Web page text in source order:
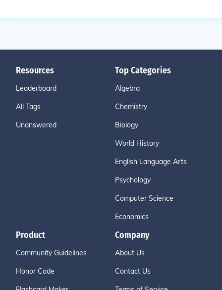
Resources
Leaderboard
All Tags
Unanswered
Top Categories
Algebra
Chemistry
Biology
World History
English Language Arts
Psychology
Computer Science
Economics
Product
Community Guidelines
Honor Code
Company
About Us
Contact Us